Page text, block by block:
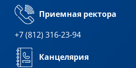
Приемная ректора
+7 (812) 316-23-94
Канцелярия